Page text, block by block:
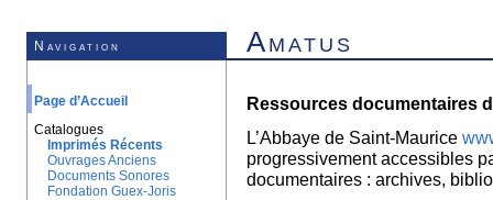
Navigation Amatus
Page d’Accueil
Catalogues
Imprimés Récents
Ouvrages Anciens
Documents Sonores
Fondation Guex-Joris
Ressources documentaires
L’Abbaye de Saint-Maurice
progressivement accessibles
documentaires : archives,